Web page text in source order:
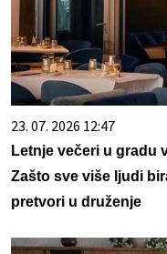
23. 07. 2026 12:47
Letnje večeri u gradu
Zašto sve više ljudi
pretvori u druženje